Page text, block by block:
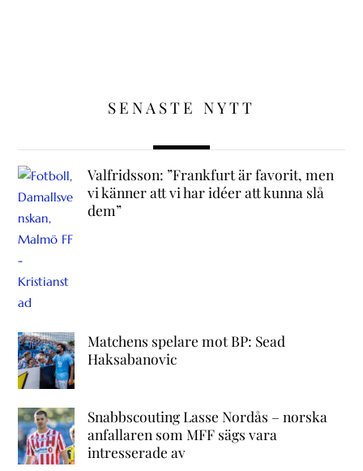
SENASTE NYTT
Valfridsson: ”Frankfurt är favorit, men
vi känner att vi har idéer att kunna slå
dem”
Matchens spelare mot BP: Sead
Haksabanovic
Snabbscouting Lasse Nordås – norska
anfallaren som MFF sägs vara
intresserade av